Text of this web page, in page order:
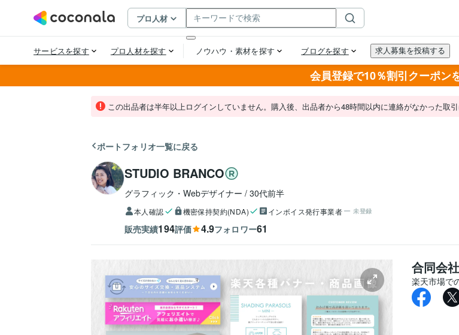
会員登録で10％割引クーポン
この出品者は半年以上ログインしていません。購入後、出品者から48時間以内に連絡がなかった取引
ポートフォリオ一覧に戻る
STUDIO BRANCO
グラフィック・Webデザイナー 30代前半
本人確認 機密保持契約(NDA) インボイス発行事業者 未登録
販売実績194評価 4.9フォロワー61
合同会
楽天市場で